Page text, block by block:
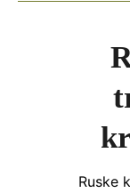
Ruske